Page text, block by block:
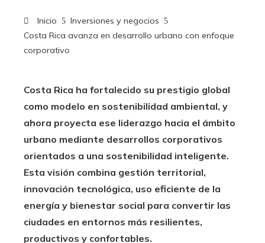
Inicio
Inversiones y negocios
Costa Rica avanza en desarrollo urbano con enfoque
corporativo
Costa Rica ha fortalecido su prestigio global
como modelo en sostenibilidad ambiental, y
ahora proyecta ese liderazgo hacia el ámbito
urbano mediante desarrollos corporativos
orientados a una sostenibilidad inteligente.
Esta visión combina gestión territorial,
innovación tecnológica, uso eficiente de la
energía y bienestar social para convertir las
ciudades en entornos más resilientes,
productivos y confortables.